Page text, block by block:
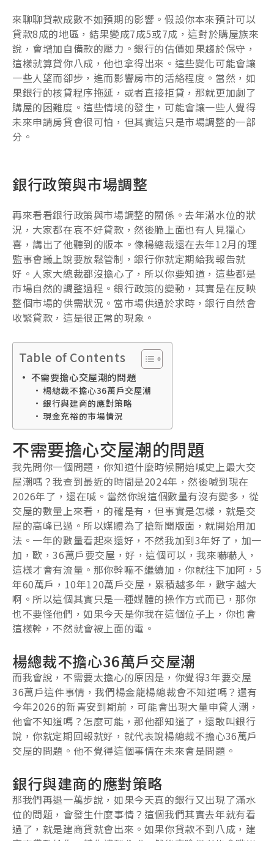
來聊聊貸款成數不如預期的影響。假設你本來預計可以
貸款8成的地區，結果變成7成5或7成，這對於購屋族來
說，會增加自備款的壓力。銀行的估價如果趨於保守，
這樣就算貸你八成，他也拿得出來。這些變化可能會讓
一些人望而卻步，進而影響房市的活絡程度。當然，如
果銀行的核貸程序拖延，或者直接拒貸，那就更加劇了
購屋的困難度。這些情境的發生，可能會讓一些人覺得
未來申請房貸會很可怕，但其實這只是市場調整的一部
分。
銀行政策與市場調整
再來看看銀行政策與市場調整的關係。去年滿水位的狀
況，大家都在哀不好貸款，然後脆上面也有人見獵心
喜，講出了他聽到的版本。像楊總裁還在去年12月的理
監事會議上說要放鬆管制，銀行你就定期給我報告就
好。人家大總裁都沒擔心了，所以你要知道，這些都是
市場自然的調整過程。銀行政策的變動，其實是在反映
整個市場的供需狀況。當市場供過於求時，銀行自然會
收緊貸款，這是很正常的現象。
Table of Contents
不需要擔心交屋潮的問題
楊總裁不擔心36萬戶交屋潮
銀行與建商的應對策略
現金充裕的市場情況
不需要擔心交屋潮的問題
我先問你一個問題，你知道什麼時候開始喊史上最大交
屋潮嗎？我查到最近的時間是2024年，然後喊到現在
2026年了，還在喊。當然你說這個數量有沒有變多，從
交屋的數量上來看，的確是有，但事實是怎樣，就是交
屋的高峰已過。所以媒體為了搶新聞版面，就開始用加
法。一年的數量看起來還好，不然我加到3年好了，加一
加，歐，36萬戶要交屋，好，這個可以，我來嚇嚇人，
這樣才會有流量。那你幹嘛不繼續加，你就往下加阿，5
年60萬戶，10年120萬戶交屋，累積越多年，數字越大
啊。所以這個其實只是一種媒體的操作方式而已，那你
也不要怪他們，如果今天是你我在這個位子上，你也會
這樣幹，不然就會被上面的電。
楊總裁不擔心36萬戶交屋潮
而我會說，不需要太擔心的原因是，你覺得3年要交屋
36萬戶這件事情，我們楊金龍楊總裁會不知道嗎？還有
今年2026的新青安到期前，可能會出現大量申貸人潮，
他會不知道嗎？怎麼可能，那他都知道了，還敢叫銀行
說，你就定期回報就好，就代表說楊總裁不擔心36萬戶
交屋的問題。他不覺得這個事情在未來會是問題。
銀行與建商的應對策略
那我們再退一萬步說，如果今天真的銀行又出現了滿水
位的問題，會發生什麼事情？這個我們其實去年就有看
過了，就是建商貸就會出來。如果你貸款不到八成，建